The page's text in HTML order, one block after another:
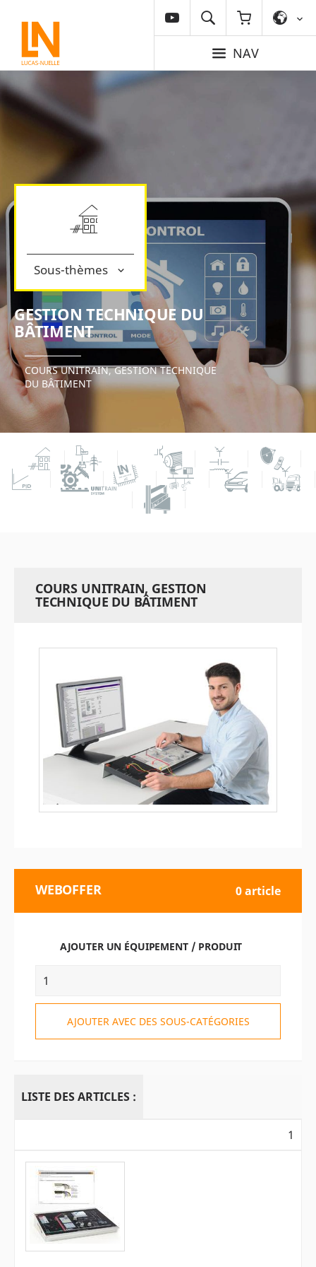
NAV
Sous-thèmes
GESTION TECHNIQUE DU
BÂTIMENT
COURS UNITRAIN, GESTION TECHNIQUE
DU BÂTIMENT
COURS UNITRAIN, GESTION
TECHNIQUE DU BÂTIMENT
WEBOFFER 0 article
AJOUTER UN ÉQUIPEMENT / PRODUIT
AJOUTER AVEC DES SOUS-CATÉGORIES
LISTE DES ARTICLES :
1